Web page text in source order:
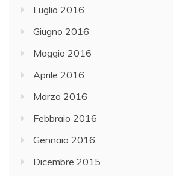
Luglio 2016
Giugno 2016
Maggio 2016
Aprile 2016
Marzo 2016
Febbraio 2016
Gennaio 2016
Dicembre 2015